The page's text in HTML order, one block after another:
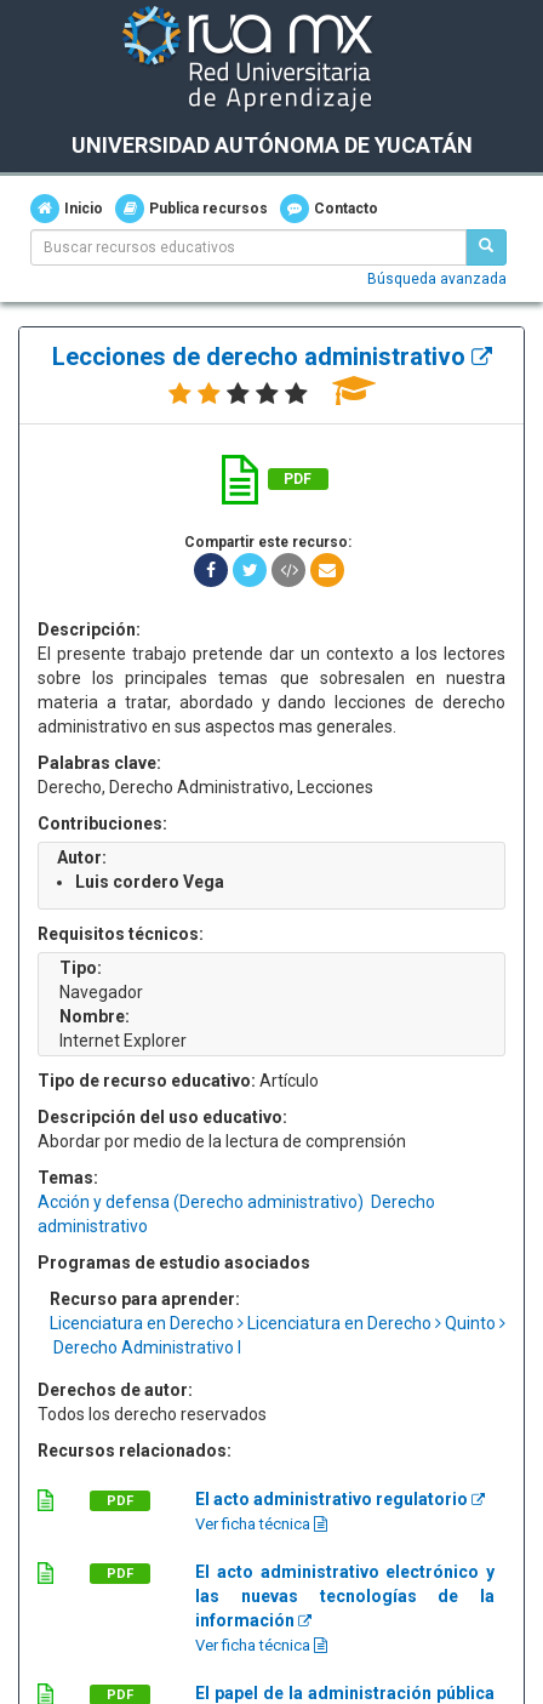
UNIVERSIDAD AUTÓNOMA DE YUCATÁN
Inicio Publica recursos Contacto
Búsqueda avanzada
Lecciones de derecho administrativo
PDF
Compartir este recurso:
Descripción:
El presente trabajo pretende dar un contexto a los lectores
sobre los principales temas que sobresalen en nuestra
materia a tratar, abordado y dando lecciones de derecho
administrativo en sus aspectos mas generales.
Palabras clave:
Derecho, Derecho Administrativo, Lecciones
Contribuciones:
Autor:
Luis cordero Vega
Requisitos técnicos:
Tipo:
Navegador
Nombre:
Internet Explorer
Tipo de recurso educativo: Artículo
Descripción del uso educativo:
Abordar por medio de la lectura de comprensión
Temas:
Acción y defensa (Derecho administrativo) Derecho
administrativo
Programas de estudio asociados
Recurso para aprender:
Licenciatura en Derecho
Licenciatura en Derecho
Quinto
Derecho Administrativo I
Derechos de autor:
Todos los derecho reservados
Recursos relacionados:
PDF El acto administrativo regulatorio
Ver ficha técnica
PDF
El acto administrativo electrónico y
las nuevas tecnologías de la
información
Ver ficha técnica
PDF
El papel de la administración pública